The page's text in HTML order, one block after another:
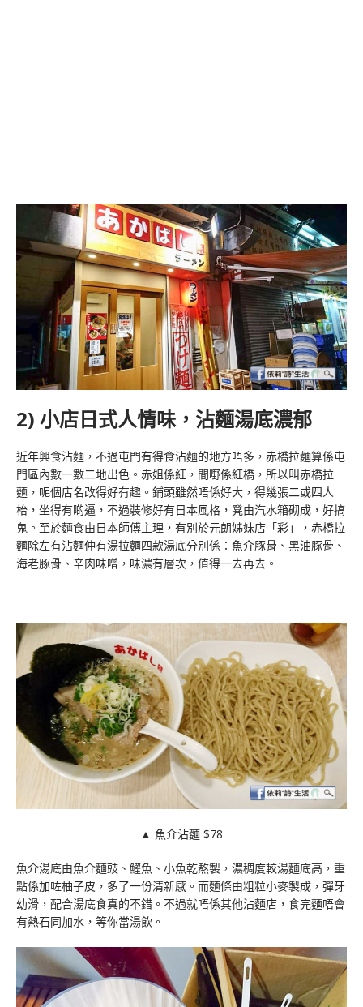
2) 小店日式人情味，沾麵湯底濃郁
近年興食沾麵，不過屯門有得食沾麵的地方唔多，赤橋拉麵算係屯
門區內數一數二地出色。赤姐係紅，間嘢係紅橋，所以叫赤橋拉
麵，呢個店名改得好有趣。鋪頭雖然唔係好大，得幾張二或四人
枱，坐得有啲逼，不過裝修好有日本風格，凳由汽水箱砌成，好搞
鬼。至於麵食由日本師傅主理，有別於元朗姊妹店「彩」，赤橋拉
麵除左有沾麵仲有湯拉麵四款湯底分別係：魚介豚骨、黑油豚骨、
海老豚骨、辛肉味噌，味濃有層次，值得一去再去。
▲ 魚介沾麵 $78
魚介湯底由魚介麵豉、鰹魚、小魚乾熬製，濃稠度較湯麵底高，重
點係加咗柚子皮，多了一份清新感。而麵條由粗粒小麥製成，彈牙
幼滑，配合湯底食真的不錯。不過就唔係其他沾麵店，食完麵唔會
有熱石同加水，等你當湯飲。